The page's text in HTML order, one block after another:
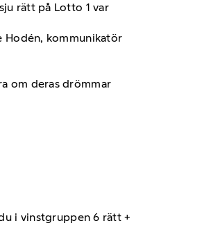
rätt på Lotto 1 var
Hodén, kommunikatör
om deras drömmar
i vinstgruppen 6 rätt +